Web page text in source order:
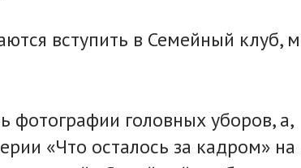
вступить в Семейный клуб,
фотографии головных уборов, а,
«Что осталось за кадром» на